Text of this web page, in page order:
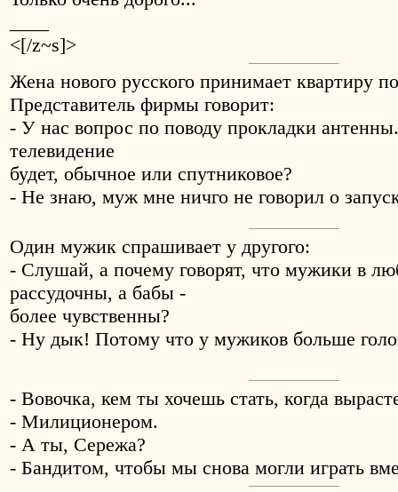
<[/z~s]>
Жена нового русского принимает квартиру
Представитель фирмы говорит:
- У нас вопрос по поводу прокладки
телевидение
будет, обычное или спутниковое?
- Не знаю, муж мне ничго не говорил о
Один мужик спрашивает у другого:
- Слушай, а почему говорят, что мужики в
рассудочны, а бабы -
более чувственны?
- Ну дык! Потому что у мужиков больше
- Вовочка, кем ты хочешь стать, когда
- Милиционером.
- А ты, Сережа?
- Бандитом, чтобы мы снова могли играть